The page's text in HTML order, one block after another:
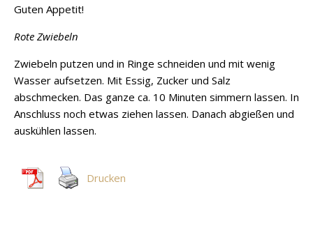
Guten Appetit!
Rote Zwiebeln
Zwiebeln putzen und in Ringe schneiden und mit wenig
Wasser aufsetzen. Mit Essig, Zucker und Salz
abschmecken. Das ganze ca. 10 Minuten simmern lassen. In
Anschluss noch etwas ziehen lassen. Danach abgießen und
auskühlen lassen.
Drucken